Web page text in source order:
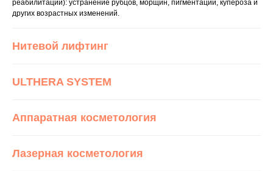
реабилитации): устранение рубцов, морщин, пигментации, купероза и
других возрастных изменений.
Нитевой лифтинг
ULTHERA SYSTEM
Аппаратная косметология
Лазерная косметология